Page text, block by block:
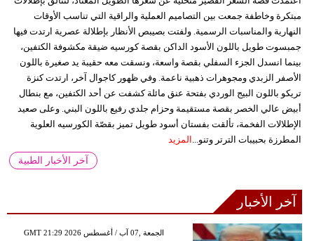
مبتكرة وخاطفة جمعت بين التصاميم العملية والراقية التي تناسب الأوقات
النهارية والمناسبات الرسمية. ولفتت بصيبص الأنظار بإطلالة عصرية ارتدت فيها
جمبسوت طويل باللون الأسود الداكن بقصة كورسيه ضيقة مكشوفة الكتفين،
بينما انسدل الجزء السفلي بقصة واسعة، ونسقت معه حقيبة يد صغيرة باللون
الأصفر الزبدي ومجوهرات ذهبية ناعمة. وفي ظهور كاجوال آخر، ارتدت كنزة
تريكو باللون البيج الوردي بفتحة عنق مائلة كشفت عن أحد الكتفين، مع بنطال
أبيض عالي الخصر بقصة مستقيمة وحزام جلدي رفيع باللون البني. وعلى صعيد
الإطلالات الفخمة، تألقت بفستان أسود طويل تميز بقصّة الكورسيه العلوية
المطرزة بحبيبات الترتر وتنو...
المزيد
آخر الأخبار الطبية
آخر الأخبار
GMT 21:29 2026 الجمعة ,07 آب / أغسطس